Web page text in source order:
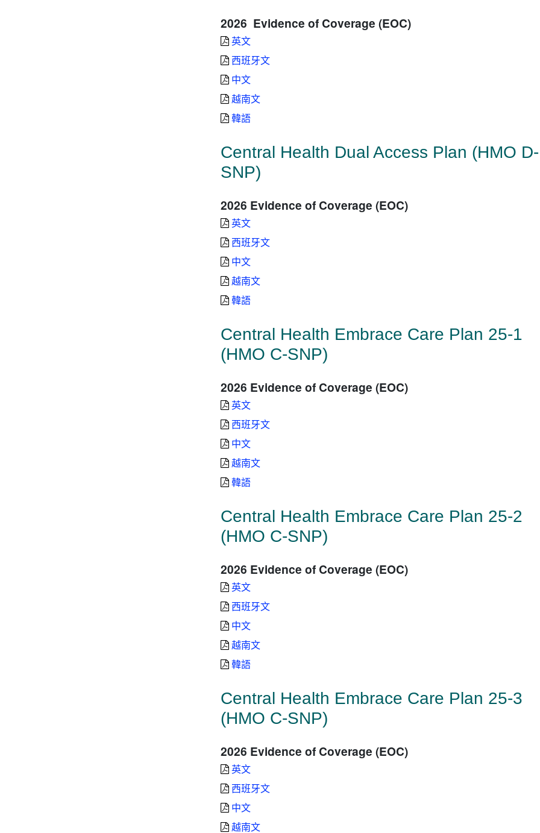
2026 Evidence of Coverage (EOC)
英文
西班牙文
中文
越南文
韓語
Central Health Dual Access Plan (HMO D-
SNP)
2026 Evidence of Coverage (EOC)
英文
西班牙文
中文
越南文
韓語
Central Health Embrace Care Plan 25-1
(HMO C-SNP)
2026 Evidence of Coverage (EOC)
英文
西班牙文
中文
越南文
韓語
Central Health Embrace Care Plan 25-2
(HMO C-SNP)
2026 Evidence of Coverage (EOC)
英文
西班牙文
中文
越南文
韓語
Central Health Embrace Care Plan 25-3
(HMO C-SNP)
2026 Evidence of Coverage (EOC)
英文
西班牙文
中文
越南文